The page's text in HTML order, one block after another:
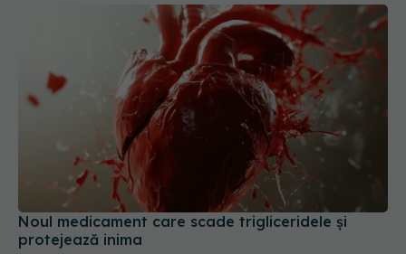
Noul medicament care scade trigliceridele și
protejează inima
21 ian 2026, 12:20